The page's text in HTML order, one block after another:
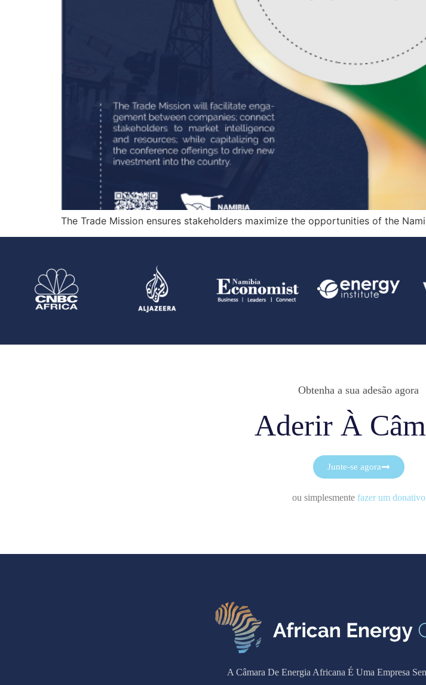
The Trade Mission ensures stakeholders maximize the opportunities of the
Obtenha a sua adesão agora
Aderir À
Junte-se agora
ou simplesmente fazer um donativo
A Câmara De Energia Africana É Uma Empresa